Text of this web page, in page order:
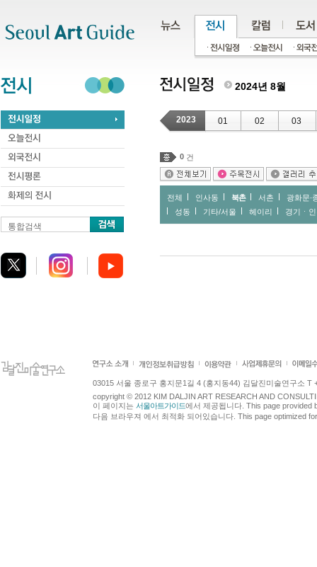
통합검색
2024년 8월
2023 01 02 03
0 건
전체 인사동 북촌 서촌
광화문∙
성동
기타/서울 헤이리 경기ㆍ
03015 서울 종로구 홍지문1길 4 (홍지동44) 김달진미술연구소 T
copyright © 2012 KIM DALJIN ART RESEARCH AND
이 페이지는 서울아트가이드에서 제공됩니다. This page provided
다음 브라우져 에서 최적화 되어있습니다. This page optimized